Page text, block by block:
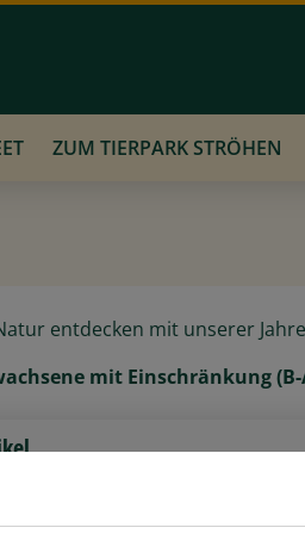
ZUM TIERPARK STRÖHEN
entdecken mit unserer
mit Einschränkung